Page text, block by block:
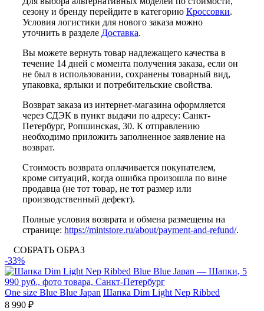
сезону и бренду перейдите в категорию Кроссовки.
Условия логистики для нового заказа можно
уточнить в разделе Доставка.
Вы можете вернуть товар надлежащего качества в
течение 14 дней с момента получения заказа, если он
не был в использовании, сохранены товарный вид,
упаковка, ярлыки и потребительские свойства.
Возврат заказа из интернет-магазина оформляется
через СДЭК в пункт выдачи по адресу: Санкт-
Петербург, Ропшинская, 30. К отправлению
необходимо приложить заполненное заявление на
возврат.
Стоимость возврата оплачивается покупателем,
кроме ситуаций, когда ошибка произошла по вине
продавца (не тот товар, не тот размер или
производственный дефект).
Полные условия возврата и обмена размещены на
странице: https://mintstore.ru/about/payment-and-refund/.
СОБРАТЬ ОБРАЗ
-33%
One size Blue Blue Japan Шапка Dim Light Nep Ribbed
8 990 ₽